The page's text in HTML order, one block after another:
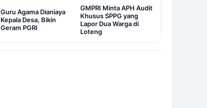
Guru Agama Dianiaya
Kepala Desa, Bikin
Geram PGRI
GMPRI Minta APH Audit
Khusus SPPG yang
Lapor Dua Warga di
Loteng